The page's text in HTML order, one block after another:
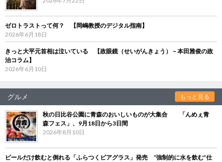
ゼロトラストって何？ 【岡嶋教授のデジタル指南】
2026年6月18日
きっと大平元首相は泣いている 【政眼鏡（せいがんきょう）－本田雅俊の政
治コラム】
2026年6月10日
グルメ もっと見る
秋の日比谷公園に青森のおいしいものが大集合 「んめぇ青
森フェス」、9月18日から3日間
2026年8月10日
ビールだけ飲むと倒れる「ふらつくビアグラス」発売 “強制的に水を飲む”仕